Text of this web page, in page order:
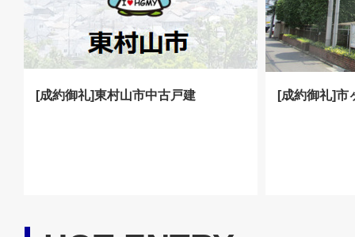
[成約御礼]東村山市中古戸建 [成約御礼]市